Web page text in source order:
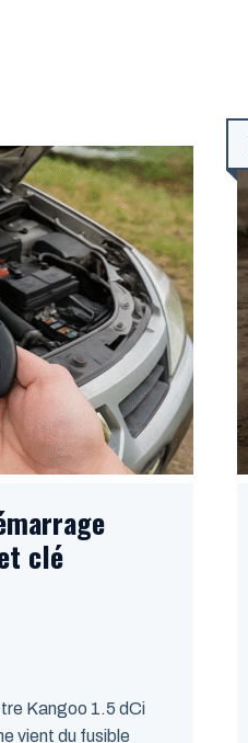
clé
Kangoo 1.5 dCi
vient du fusible